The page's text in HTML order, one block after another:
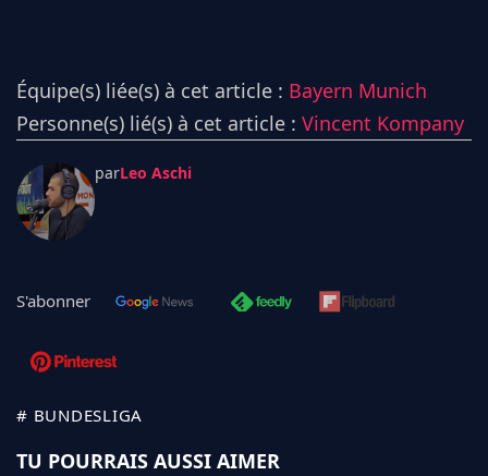
Équipe(s) liée(s) à cet article : Bayern Munich
Personne(s) lié(s) à cet article : Vincent Kompany
parLeo Aschi
S'abonner
# BUNDESLIGA
TU POURRAIS AUSSI AIMER